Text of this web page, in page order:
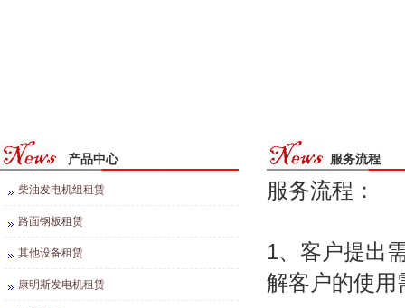
产品中心
柴油发电机组租赁
路面钢板租赁
其他设备租赁
康明斯发电机租赁
服务流程
服务流程：
1、客户提出
解客户的使用